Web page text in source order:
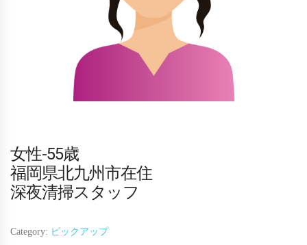
女性-55歳
福岡県北九州市在住
深夜清掃スタッフ
Category: ピックアップ